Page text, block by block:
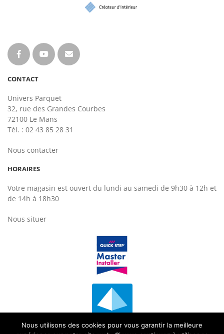
CONTACT
Univers Parquet
32, rue des Grandes Courbes
72100 Le Mans
Tél. : 02 43 85 28 31
Nous contacter
HORAIRES
Votre magasin est ouvert du lundi au samedi de 9h30 à 12h et
de 14h à 18h30
Nous situer
Nous utilisons des cookies pour vous garantir la meilleure